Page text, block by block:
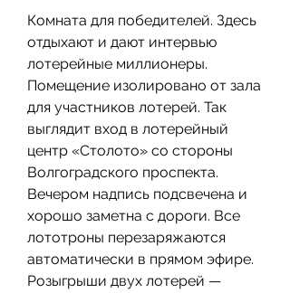
Комната для победителей. Здесь
отдыхают и дают интервью
лотерейные миллионеры.
Помещение изолировано от зала
для участников лотерей. Так
выглядит вход в лотерейный
центр «Столото» со стороны
Волгоградского проспекта.
Вечером надпись подсвечена и
хорошо заметна с дороги. Все
лототроны перезаряжаются
автоматически в прямом эфире.
Розыгрыши двух лотерей —